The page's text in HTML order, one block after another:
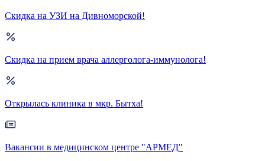
Скидка на УЗИ на Дивноморской!
Скидка на прием врача аллерголога-иммунолога!
Открылась клиника в мкр. Бытха!
Вакансии в медицинском центре "АРМЕД"